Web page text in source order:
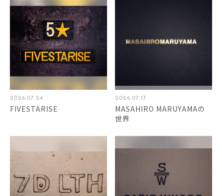
2026.07.24
FIVESTARISE
2026.07.17
MASAHIRO MARUYAMAの
世界